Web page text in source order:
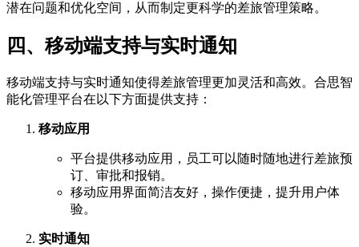
潜在问题和优化空间，从而制定更科学的差旅管理策略。
四、移动端支持与实时通知
移动端支持与实时通知使得差旅管理更加灵活和高效。合思智
能化管理平台在以下方面提供支持：
移动应用
平台提供移动应用，员工可以随时随地进行差旅预
订、审批和报销。
移动应用界面简洁友好，操作便捷，提升用户体
验。
实时通知